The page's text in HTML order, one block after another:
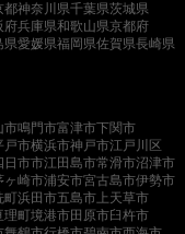
都神奈川県千葉県茨城県
府兵庫県和歌山県京都府
県愛媛県福岡県佐賀県長崎県
市鳴門市富津市下関市
戸市横浜市神戸市江戸川区
日市市江田島市常滑市沼津市
ヶ崎市浦安市宮古島市伊勢市
町浜田市五島市 上天草市
理町境港市田原市臼杵市